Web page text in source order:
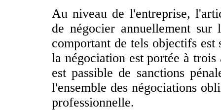
Au niveau de l'entreprise,
de négocier annuellement
comportant de tels objectifs
la négociation est portée à
est passible de sanctions
l'ensemble des négociations
professionnelle.